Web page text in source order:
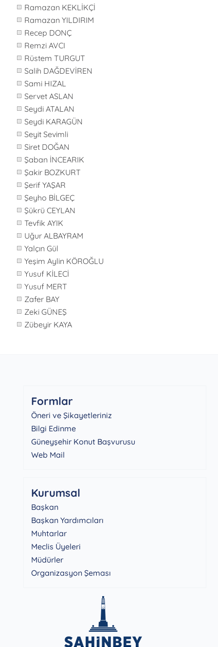
Ramazan KEKLİKÇİ
Ramazan YILDIRIM
Recep DONÇ
Remzi AVCI
Rüstem TURGUT
Salih DAĞDEVİREN
Sami HIZAL
Servet ASLAN
Seydi ATALAN
Seydi KARAGÜN
Seyit Sevimli
Siret DOĞAN
Şaban İNCEARIK
Şakir BOZKURT
Şerif YAŞAR
Şeyho BİLGEÇ
Şükrü CEYLAN
Tevfik AYIK
Uğur ALBAYRAM
Yalçın Gül
Yeşim Aylin KÖROĞLU
Yusuf KİLECİ
Yusuf MERT
Zafer BAY
Zeki GÜNEŞ
Zübeyir KAYA
Formlar
Öneri ve Şikayetleriniz
Bilgi Edinme
Güneyşehir Konut Başvurusu
Web Mail
Kurumsal
Başkan
Başkan Yardımcıları
Muhtarlar
Meclis Üyeleri
Müdürler
Organizasyon Şeması